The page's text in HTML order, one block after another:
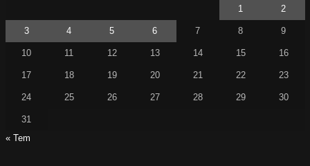
1 2
3 4 5 6 7 8 9
10 11 12 13 14 15 16
17 18 19 20 21 22 23
24 25 26 27 28 29 30
31
« Tem